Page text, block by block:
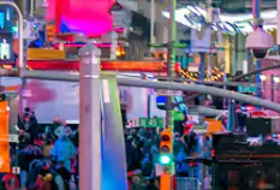
Preis (pro Person)
Min. € Max. €
Hoteltransfer
NO-PICKUP
Ticketoptionen
Sofortbestätigung
Digitale
Buchungsbestätigung
Kategorien
Tickets und Events
Sprache